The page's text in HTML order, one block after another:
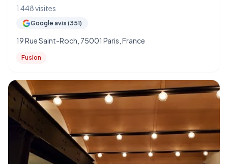
1 448 visites
Google avis (351)
19 Rue Saint-Roch, 75001 Paris, France
Fusion